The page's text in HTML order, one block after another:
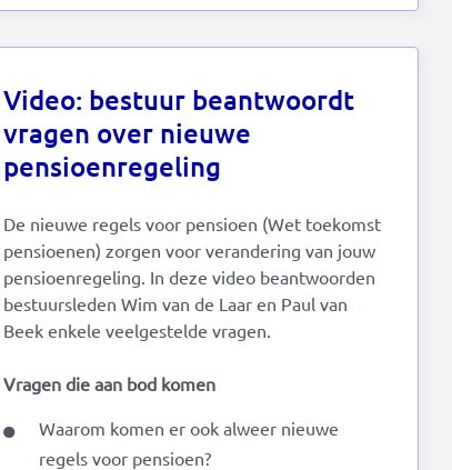
Video: bestuur beantwoordt
vragen over nieuwe
pensioenregeling
De nieuwe regels voor pensioen (Wet toekomst
pensioenen) zorgen voor verandering van jouw
pensioenregeling. In deze video beantwoorden
bestuursleden Wim van de Laar en Paul van
Beek enkele veelgestelde vragen.
Vragen die aan bod komen
Waarom komen er ook alweer nieuwe
regels voor pensioen?